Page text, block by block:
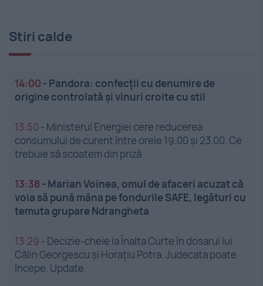
Stiri calde
14:00 - Pandora: confecții cu denumire de
origine controlată și vinuri croite cu stil
13:50 - Ministerul Energiei cere reducerea
consumului de curent între orele 19.00 și 23.00. Ce
trebuie să scoatem din priză
13:38 - Marian Voinea, omul de afaceri acuzat că
voia să pună mâna pe fondurile SAFE, legături cu
temuta grupare Ndrangheta
13:29 - Decizie-cheie la Înalta Curte în dosarul lui
Călin Georgescu și Horațiu Potra. Judecata poate
începe. Update